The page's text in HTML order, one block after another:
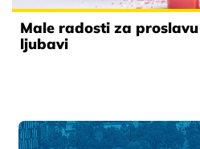
Male radosti za proslavu
ljubavi